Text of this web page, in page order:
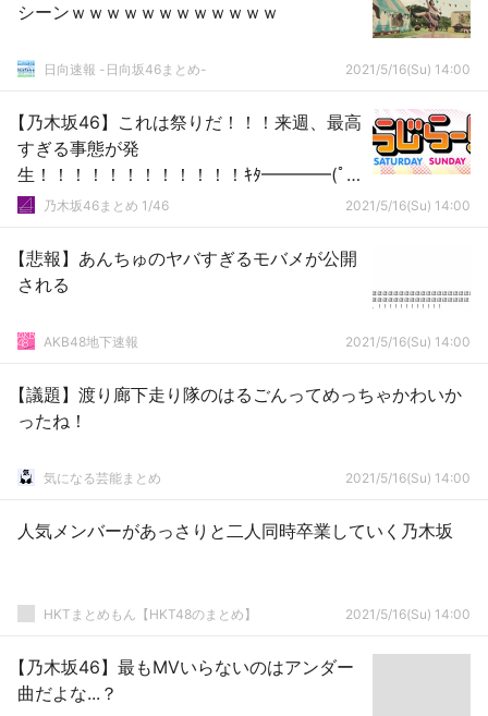
シーンｗｗｗｗｗｗｗｗｗｗｗｗ
日向速報 -日向坂46まとめ- 2021/5/16(Su) 14:00
【乃木坂46】これは祭りだ！！！来週、最高
すぎる事態が発
生！！！！！！！！！！！！ｷﾀ━━━━(ﾟ
∀ﾟ)━━━━！！！
乃木坂46まとめ 1/46 2021/5/16(Su) 14:00
【悲報】あんちゅのヤバすぎるモバメが公開
される
AKB48地下速報 2021/5/16(Su) 14:00
【議題】渡り廊下走り隊のはるごんってめっちゃかわいか
ったね！
気になる芸能まとめ 2021/5/16(Su) 14:00
人気メンバーがあっさりと二人同時卒業していく乃木坂
HKTまとめもん【HKT48のまとめ】 2021/5/16(Su) 14:00
【乃木坂46】最もMVいらないのはアンダー
曲だよな...？